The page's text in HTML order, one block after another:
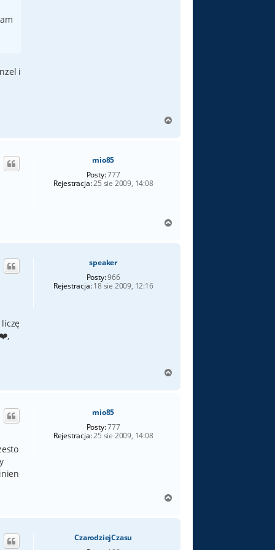
i
g
mio85
Posty:777
Rejestracja:25 sie 2009, 14:08
g
speaker
Posty:966
Rejestracja:18 sie 2009, 12:16
,
g
mio85
Posty:777
Rejestracja:25 sie 2009, 14:08
g
CzarodziejCzasu